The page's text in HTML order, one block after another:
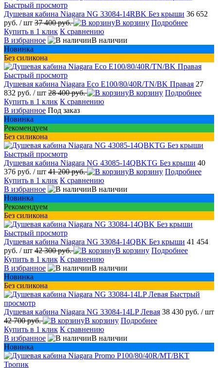
Быстрый просмотр
Душевая кабина Niagara NG 33084-14RBK Без крыши 36 652
руб. / шт 37 400 руб. В корзину Подробнее
Купить в 1 клик К сравнению
В избранное
В наличии
Новинка
Без силикона
Быстрый просмотр
Душевая кабина Niagara Eco E100/80/40R/TN/BK Правая 27
832 руб. / шт 28 400 руб. В корзину Подробнее
Купить в 1 клик К сравнению
В избранное Под заказ
Новинка
Рекомендуем
Без силикона
Быстрый просмотр
Душевая кабина Niagara NG 43085-14QBKTG Без крыши 40
376 руб. / шт 41 200 руб. В корзину Подробнее
Купить в 1 клик К сравнению
В избранное
В наличии
Новинка
Рекомендуем
Без силикона
Быстрый просмотр
Душевая кабина Niagara NG 33084-14QBK Без крыши 41 454
руб. / шт 42 300 руб. В корзину Подробнее
Купить в 1 клик К сравнению
В избранное
В наличии
Новинка
Без силикона
Быстрый
просмотр
Душевая кабина Niagara NG 33084-14LP Левая 38 430 руб. / шт
42 700 руб.
В корзину Подробнее
Купить в 1 клик К сравнению
В избранное
В наличии
Новинка